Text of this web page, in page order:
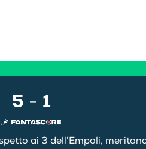
5 - 1
ai 3 dell'Empoli,